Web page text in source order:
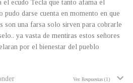
el ecudo Tecla que tanto afama el
pudo darse cuenta en momento en que
son una farsa solo sirven para cobrarle
ya vasta de mentiras estos señores
por el bienestar del pueblo
Ver Respuestas (1)